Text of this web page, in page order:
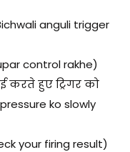
anguli trigger
control rakhe)
करते हुए ट्रिगर को
ko slowly
your firing result)